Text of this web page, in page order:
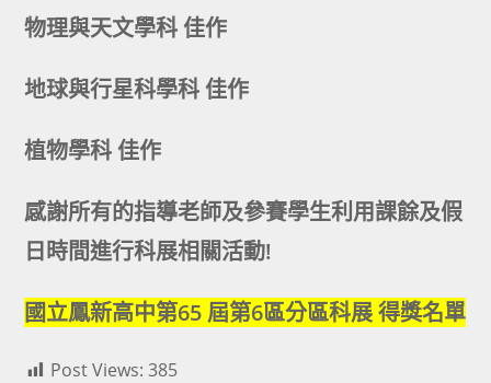
物理與天文學科 佳作
地球與行星科學科 佳作
植物學科 佳作
感謝所有的指導老師及參賽學生利用課餘及假
日時間進行科展相關活動!
國立鳳新高中第65 屆第6區分區科展 得獎名單
Post Views: 385